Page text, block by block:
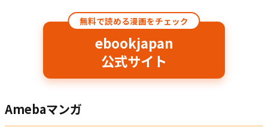
無料で読める漫画をチェック
ebookjapan
公式サイト
Amebaマンガ